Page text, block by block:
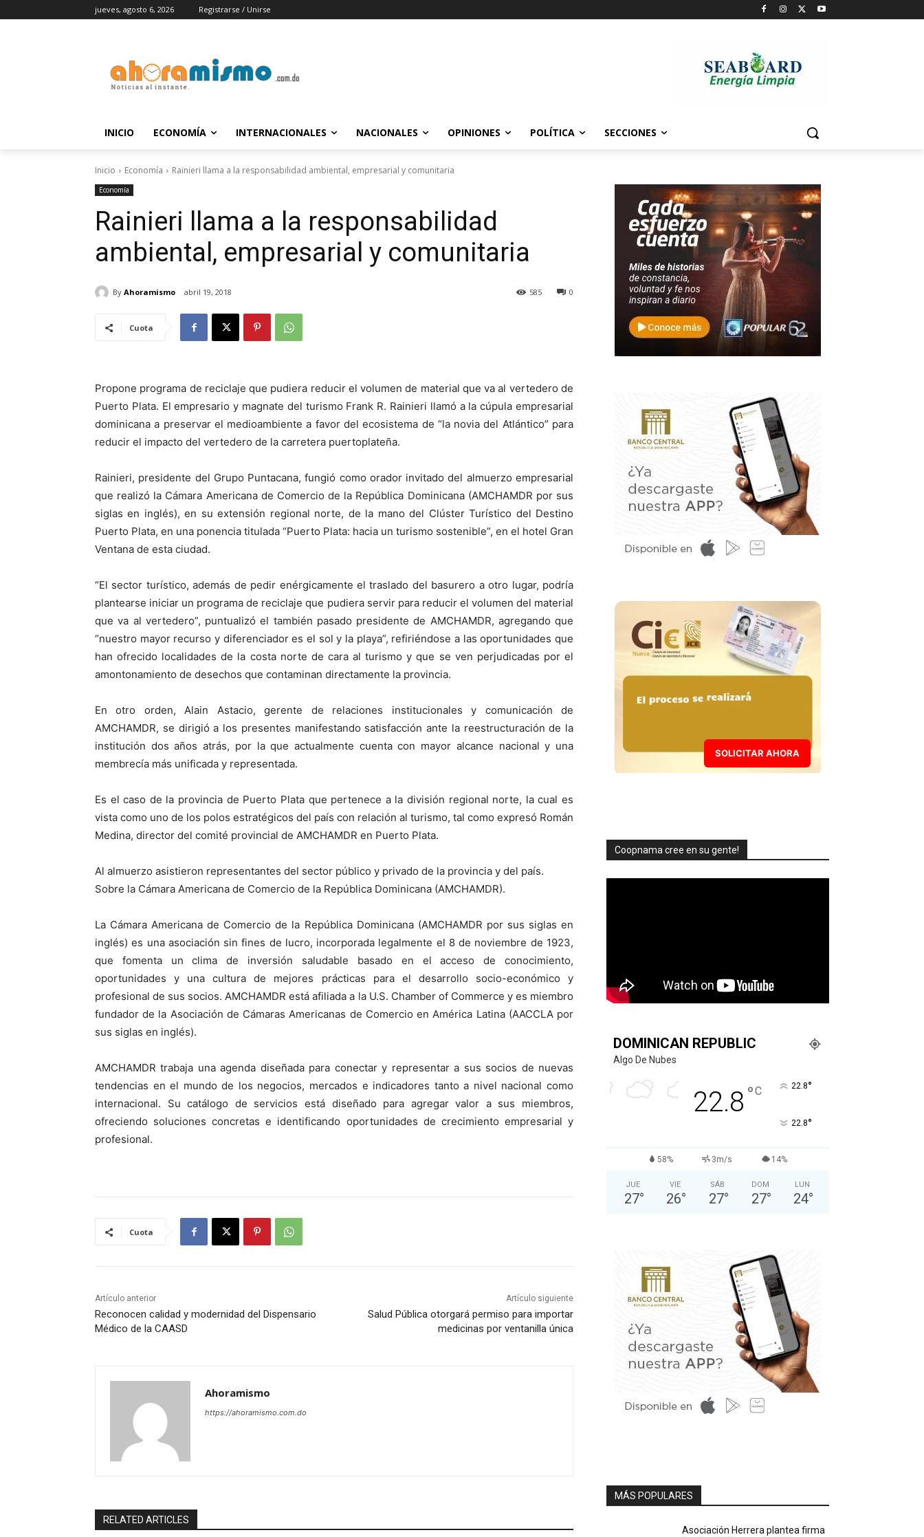
jueves, agosto 6, 2026 Registrarse / Unirse
INICIO ECONOMÍA INTERNACIONALES NACIONALES OPINIONES POLÍTICA SECCIONES
Inicio Economía Rainieri llama a la responsabilidad ambiental, empresarial y comunitaria
Economía
Rainieri llama a la responsabilidad
ambiental, empresarial y comunitaria
By Ahoramismo abril 19, 2018 0
585
Cuota
Propone programa de reciclaje que pudiera reducir el volumen de material que va al vertedero de
Puerto Plata. El empresario y magnate del turismo Frank R. Rainieri llamó a la cúpula empresarial
dominicana a preservar el medioambiente a favor del ecosistema de “la novia del Atlántico” para
reducir el impacto del vertedero de la carretera puertoplateña.
Rainieri, presidente del Grupo Puntacana, fungió como orador invitado del almuerzo empresarial
que realizó la Cámara Americana de Comercio de la República Dominicana (AMCHAMDR por sus
siglas en inglés), en su extensión regional norte, de la mano del Clúster Turístico del Destino
Puerto Plata, en una ponencia titulada “Puerto Plata: hacia un turismo sostenible”, en el hotel Gran
Ventana de esta ciudad.
“El sector turístico, además de pedir enérgicamente el traslado del basurero a otro lugar, podría
plantearse iniciar un programa de reciclaje que pudiera servir para reducir el volumen del material
que va al vertedero”, puntualizó el también pasado presidente de AMCHAMDR, agregando que
“nuestro mayor recurso y diferenciador es el sol y la playa”, refiriéndose a las oportunidades que
han ofrecido localidades de la costa norte de cara al turismo y que se ven perjudicadas por el
amontonamiento de desechos que contaminan directamente la provincia.
En otro orden, Alain Astacio, gerente de relaciones institucionales y comunicación de
AMCHAMDR, se dirigió a los presentes manifestando satisfacción ante la reestructuración de la
institución dos años atrás, por la que actualmente cuenta con mayor alcance nacional y una
membrecía más unificada y representada.
Es el caso de la provincia de Puerto Plata que pertenece a la división regional norte, la cual es
vista como uno de los polos estratégicos del país con relación al turismo, tal como expresó Román
Medina, director del comité provincial de AMCHAMDR en Puerto Plata.
Al almuerzo asistieron representantes del sector público y privado de la provincia y del país.
Sobre la Cámara Americana de Comercio de la República Dominicana (AMCHAMDR).
La Cámara Americana de Comercio de la República Dominicana (AMCHAMDR por sus siglas en
inglés) es una asociación sin fines de lucro, incorporada legalmente el 8 de noviembre de 1923,
que fomenta un clima de inversión saludable basado en el acceso de conocimiento,
oportunidades y una cultura de mejores prácticas para el desarrollo socio-económico y
profesional de sus socios. AMCHAMDR está afiliada a la U.S. Chamber of Commerce y es miembro
fundador de la Asociación de Cámaras Americanas de Comercio en América Latina (AACCLA por
sus siglas en inglés).
AMCHAMDR trabaja una agenda diseñada para conectar y representar a sus socios de nuevas
tendencias en el mundo de los negocios, mercados e indicadores tanto a nivel nacional como
internacional. Su catálogo de servicios está diseñado para agregar valor a sus miembros,
ofreciendo soluciones concretas e identificando oportunidades de crecimiento empresarial y
profesional.
Cuota
Artículo anterior
Reconocen calidad y modernidad del Dispensario
Médico de la CAASD
Artículo siguiente
Salud Pública otorgará permiso para importar
medicinas por ventanilla única
Ahoramismo
https://ahoramismo.com.do
RELATED ARTICLES
SOLICITAR AHORA
Coopnama cree en su gente!
DOMINICAN REPUBLIC
Algo De Nubes
22.8 °C 22.8°
22.8°
58% 3m/s 14%
JUE
27°
VIE
26°
SÁB
27°
DOM
27°
LUN
24°
MÁS POPULARES
Asociación Herrera plantea firma